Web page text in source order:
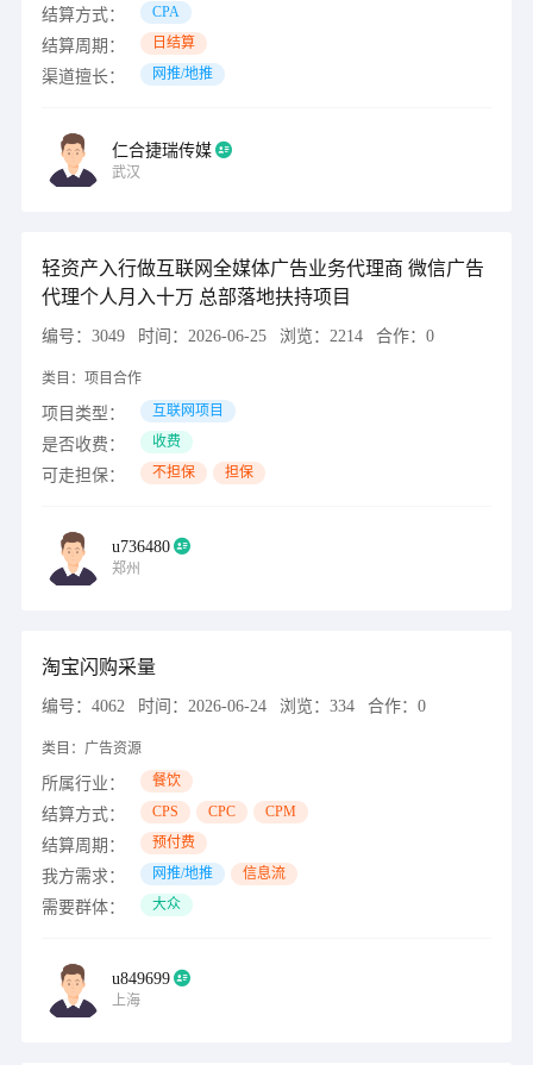
结算方式： CPA
结算周期： 日结算
渠道擅长： 网推/地推
仁合捷瑞传媒
武汉
轻资产入行做互联网全媒体广告业务代理商 微信广告
代理个人月入十万 总部落地扶持项目
编号： 3049 时间： 2026-06-25 浏览： 2214 合作： 0
类目： 项目合作
项目类型： 互联网项目
是否收费： 收费
可走担保： 不担保 担保
u736480
郑州
淘宝闪购采量
编号： 4062 时间： 2026-06-24 浏览： 334 合作： 0
类目： 广告资源
所属行业： 餐饮
结算方式： CPS CPC CPM
结算周期： 预付费
我方需求： 网推/地推 信息流
需要群体： 大众
u849699
上海